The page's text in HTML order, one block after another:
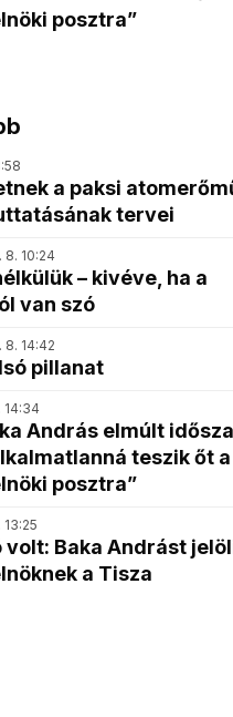
posztra”
a paksi
tervei
8. 10:24
– kivéve, ha a
van szó
8. 14:42
pillanat
14:34
András elmúlt
teszik őt a
posztra”
Baka Andrást
a Tisza